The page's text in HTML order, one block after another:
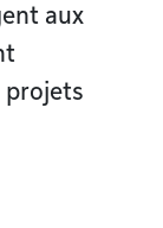
aux